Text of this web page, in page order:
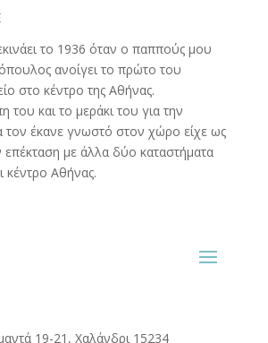
το 1936 όταν ο παππούς μου
ανοίγει το πρώτο του
στο κέντρο της Αθήνας.
του και το μεράκι του για την
τον έκανε γνωστό στον χώρο είχε ως
επέκταση με άλλα δύο καταστήματα
κέντρο Αθήνας.
19-21, Χαλάνδρι 15234